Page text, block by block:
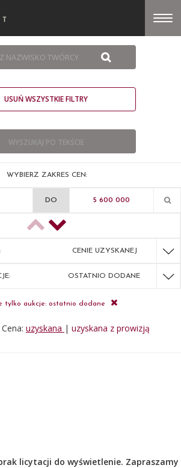
USUŃ WSZYSTKIE FILTRY
WYBIERZ ZAKRES CEN:
DO
CENIE UZYSKANEJ
OSTATNIO DODANE
tylko aukcje: ostatnio dodane
Cena: uzyskana | uzyskana z prowizją
licytacji do wyświetlenie. Zapraszamy